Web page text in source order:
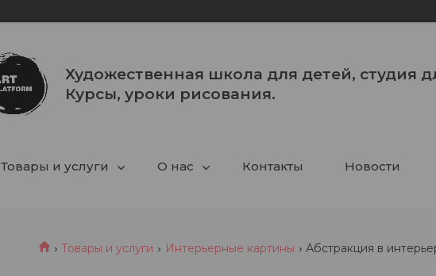
Художественная школа для детей, студия
Курсы, уроки рисования.
Товары и услуги О нас Контакты Новости
Товары и услуги Интерьерные картины Абстракция в